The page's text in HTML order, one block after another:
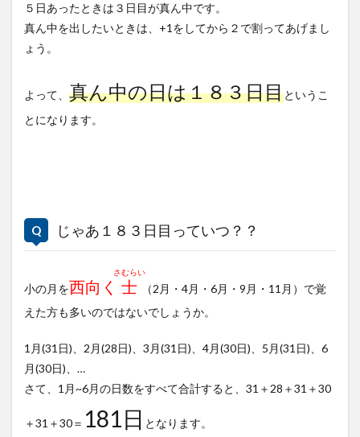
５日あったときは３日目が真ん中です。
真ん中を出したいときは、+1をしてから２で割ってあげまし
ょう。
よって、 真ん中の日は１８３日目というこ
とになります。
じゃあ１８３日目っていつ？？
小の月を西向く 士
さむらい
（2月・4月・6月・9月・11月）で覚
えた方も多いのではないでしょうか。
1月(31日)、2月(28日)、3月(31日)、4月(30日)、5月(31日)、6
月(30日)、…
さて、1月~6月の日数をすべて合計すると、31＋28＋31＋30
＋31＋30＝ 181日 となります。